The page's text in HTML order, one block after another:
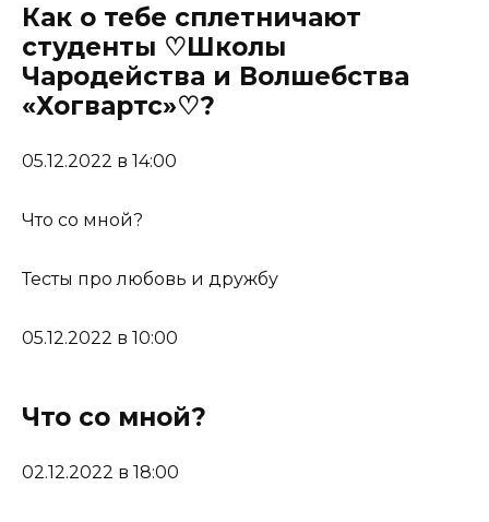
Как о тебе сплетничают
студенты ♡Школы
Чародейства и Волшебства
«Хогвартс»♡?
05.12.2022 в 14:00
Что со мной?
Тесты про любовь и дружбу
05.12.2022 в 10:00
Что со мной?
02.12.2022 в 18:00